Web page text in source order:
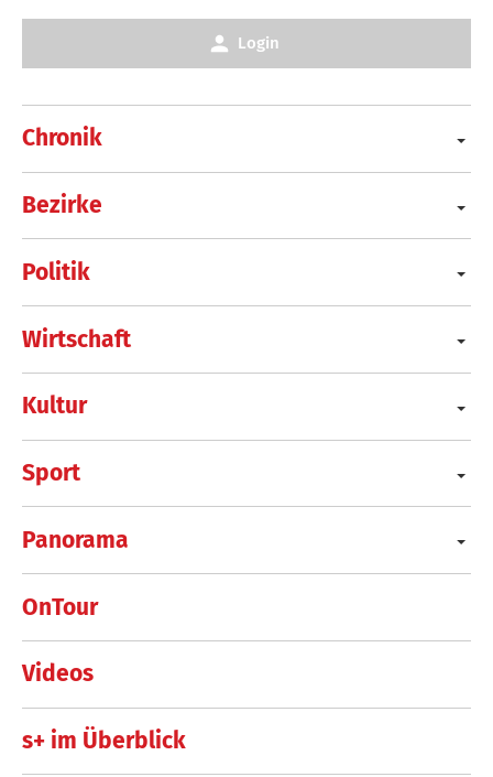
Chronik
Bezirke
Politik
Wirtschaft
Kultur
Sport
Panorama
OnTour
Videos
s+ im Überblick
Login